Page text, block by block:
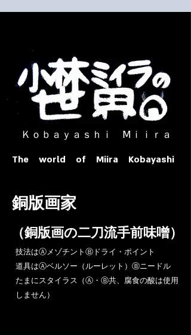
ｏｂａｙａｓｈｉ Ⅿｉｉｒａ​
The world of Miira Kobayashi
​銅版画家
​（銅版画の二刀流手前味噌）
​技法はⒶメゾチントⒷドライ・ポイント
道具はⒶベルソー（ルーレット）Ⓑニードル
​たまにスタイラス（Ⓐ・Ⓑ共、腐食の酸は使用
しません）